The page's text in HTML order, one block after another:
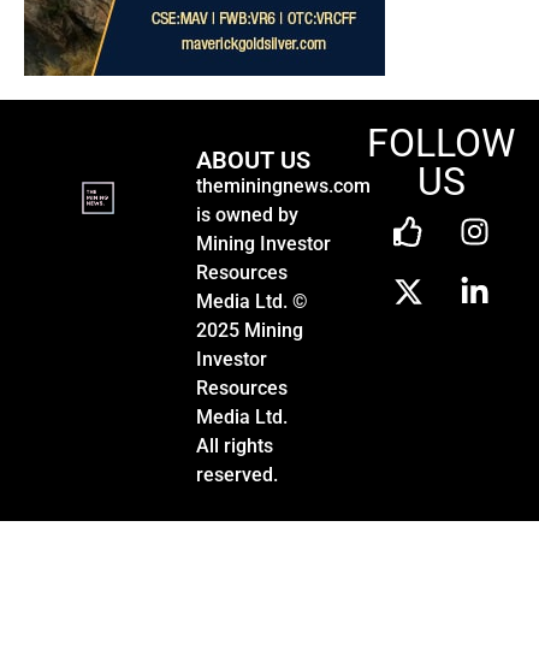
ABOUT US
theminingnews.com
is owned by
Mining Investor
Resources
Media Ltd. ©
2025 Mining
Investor
Resources
Media Ltd.
All rights
reserved.
FOLLOW
US